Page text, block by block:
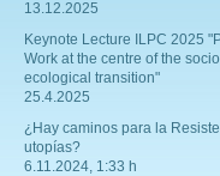
13.12.2025
Keynote Lecture ILPC 2025
Work at the centre of the
ecological transition"
25.4.2025
¿Hay caminos para la
utopías?
6.11.2024, 1:33 h